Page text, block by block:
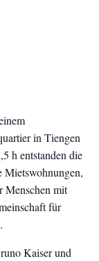
in Tiengen
h entstanden die
Mietswohnungen,
Menschen mit
für
Kaiser und